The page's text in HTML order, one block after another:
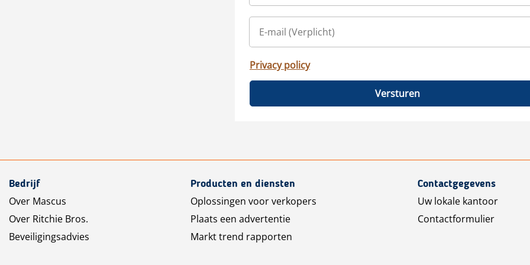
Privacy policy
Versturen
Bedrijf
Over Mascus
Over Ritchie Bros.
Beveiligingsadvies
Producten en diensten
Oplossingen voor verkopers
Plaats een advertentie
Markt trend rapporten
Contactgegevens
Uw lokale kantoor
Contactformulier